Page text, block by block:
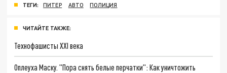
ТЕГИ: ПИТЕР АВТО ПОЛИЦИЯ
ЧИТАЙТЕ ТАКЖЕ:
Технофашисты XXI века
Оплеуха Маску. "Пора снять белые перчатки": Как уничтожить